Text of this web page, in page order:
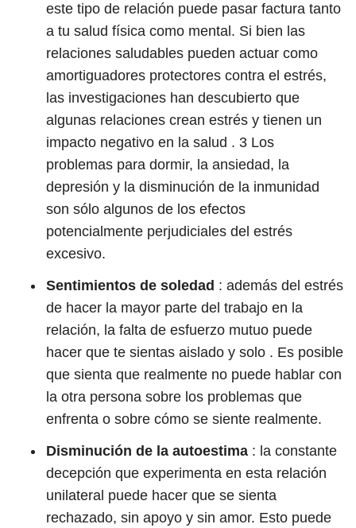
este tipo de relación puede pasar factura tanto
a tu salud física como mental. Si bien las
relaciones saludables pueden actuar como
amortiguadores protectores contra el estrés,
las investigaciones han descubierto que
algunas relaciones crean estrés y tienen un
impacto negativo en la salud . 3 Los
problemas para dormir, la ansiedad, la
depresión y la disminución de la inmunidad
son sólo algunos de los efectos
potencialmente perjudiciales del estrés
excesivo.
Sentimientos de soledad : además del estrés
de hacer la mayor parte del trabajo en la
relación, la falta de esfuerzo mutuo puede
hacer que te sientas aislado y solo . Es posible
que sienta que realmente no puede hablar con
la otra persona sobre los problemas que
enfrenta o sobre cómo se siente realmente.
Disminución de la autoestima : la constante
decepción que experimenta en esta relación
unilateral puede hacer que se sienta
rechazado, sin apoyo y sin amor. Esto puede